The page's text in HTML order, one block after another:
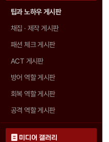
팁과 노하우 게시판
채집 · 제작 게시판
패션 체크 게시판
ACT 게시판
방어 역할 게시판
회복 역할 게시판
공격 역할 게시판
미디어 갤러리